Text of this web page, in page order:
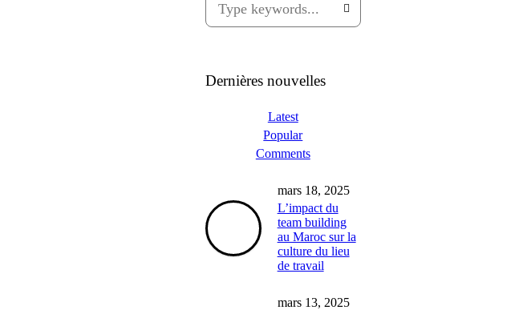
Dernières nouvelles
Latest
Popular
Comments
mars 18, 2025
L’impact du
team building
au Maroc sur la
culture du lieu
de travail
mars 13, 2025